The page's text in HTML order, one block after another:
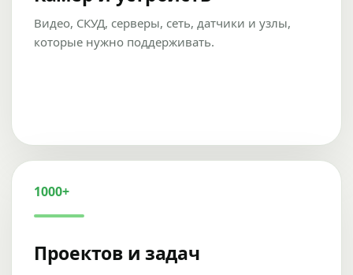
Видео, СКУД, серверы, сеть, датчики и узлы,
которые нужно поддерживать.
1000+
Проектов и задач